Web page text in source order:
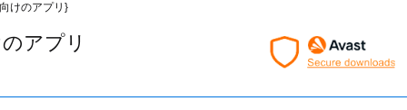
けのアプリ}
アプリ